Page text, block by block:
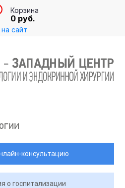
Корзина
0 руб.
сайт
консультацию
о госпитализации